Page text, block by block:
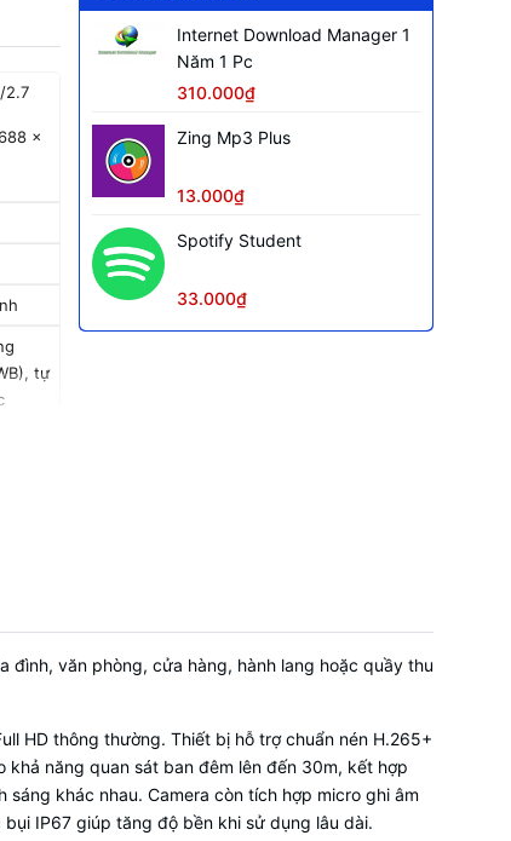
2.7
×
tự
Internet Download Manager 1
Năm 1 Pc
310.000₫
Zing Mp3 Plus
13.000₫
Spotify Student
33.000₫
đình, văn phòng, cửa hàng, hành lang hoặc quầy thu
HD thông thường. Thiết bị hỗ trợ chuẩn nén H.265+
năng quan sát ban đêm lên đến 30m, kết hợp
khác nhau. Camera còn tích hợp micro ghi âm
IP67 giúp tăng độ bền khi sử dụng lâu dài.